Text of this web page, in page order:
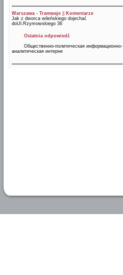
Warszawa - Tramwaje
Komentarze
Jak z dworca wileńskiego dojechać
doUl.Rzymowskiego 36
Ostatnia odpowiedź
Общественно-политическая информационно-
аналитическая интерне